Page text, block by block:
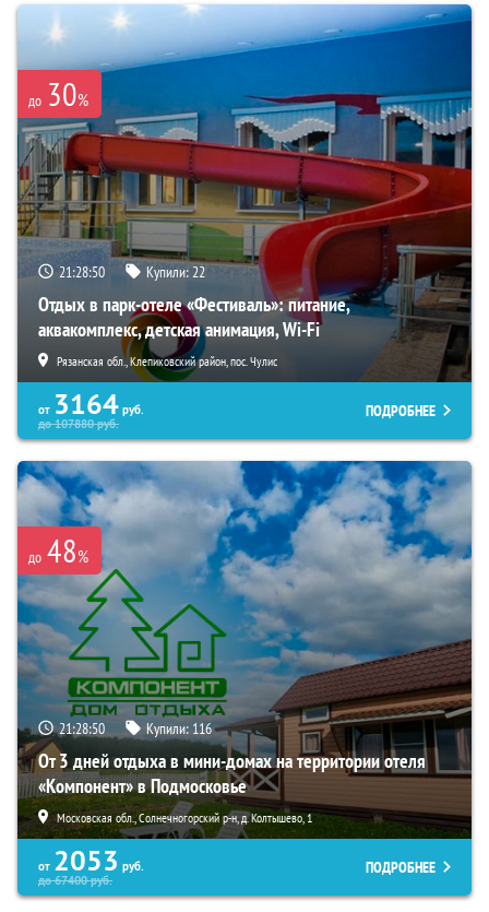
до 30%
21:28:49 Купили:22
Отдых в парк-отеле «Фестиваль»: питание,
аквакомплекс, детская анимация, Wi-Fi
Рязанская обл., Клепиковский район, пос. Чулис
от 3164 руб.
до107880руб.
ПОДРОБНЕЕ
до 48%
21:28:49 Купили: 116
От 3 дней отдыха в мини-домах на территории отеля
«Компонент» в Подмосковье
Московская обл., Солнечногорский р-н, д. Колтышево, 1
от 2053 руб.
до67400руб.
ПОДРОБНЕЕ